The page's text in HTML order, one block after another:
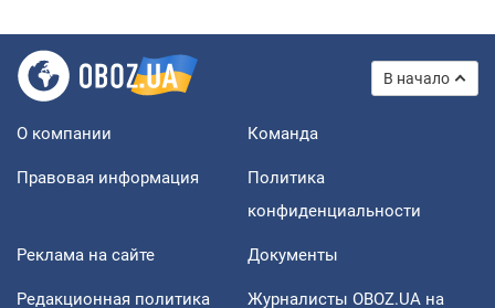
В начало
О компании Команда
Правовая информация
Политика
конфиденциальности
Реклама на сайте Документы
Редакционная политика
Журналисты OBOZ.UA на